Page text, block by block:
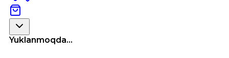
Yuklanmoqda...